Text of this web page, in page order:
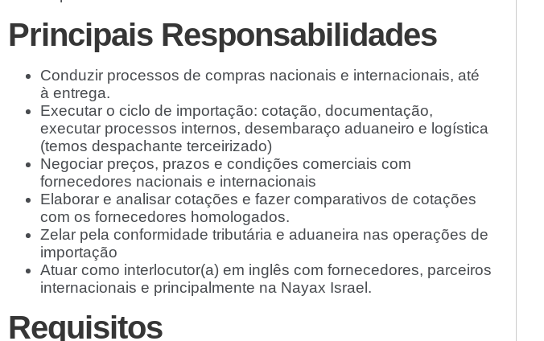
Principais Responsabilidades
Conduzir processos de compras nacionais e internacionais, até
à entrega.
Executar o ciclo de importação: cotação, documentação,
executar processos internos, desembaraço aduaneiro e logística
(temos despachante terceirizado)
Negociar preços, prazos e condições comerciais com
fornecedores nacionais e internacionais
Elaborar e analisar cotações e fazer comparativos de cotações
com os fornecedores homologados.
Zelar pela conformidade tributária e aduaneira nas operações de
importação
Atuar como interlocutor(a) em inglês com fornecedores, parceiros
internacionais e principalmente na Nayax Israel.
Requisitos